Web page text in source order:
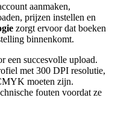
aanmaken,
prijzen instellen en
zorgt ervoor dat boeken
binnenkomt.
een succesvolle upload.
met 300 DPI resolutie,
moeten zijn.
fouten voordat ze